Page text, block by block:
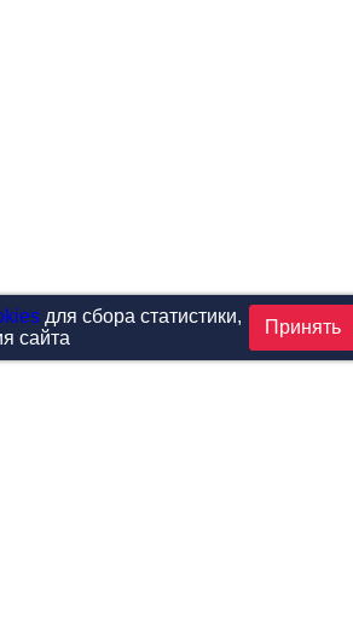
для сбора статистики,
сайта
Принять